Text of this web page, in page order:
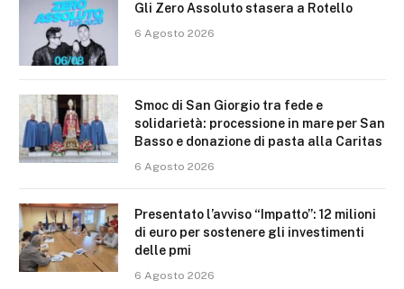
Gli Zero Assoluto stasera a Rotello
6 Agosto 2026
Smoc di San Giorgio tra fede e
solidarietà: processione in mare per San
Basso e donazione di pasta alla Caritas
6 Agosto 2026
Presentato l’avviso “Impatto”: 12 milioni
di euro per sostenere gli investimenti
delle pmi
6 Agosto 2026